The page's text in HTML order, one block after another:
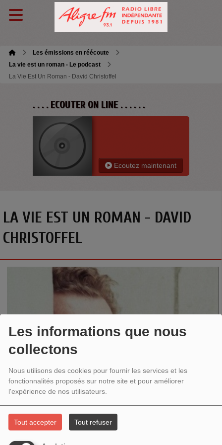
Les informations que nous
collectons
Nous utilisons des cookies pour fournir les services et les
fonctionnalités proposés sur notre site et pour améliorer
l'expérience de nos utilisateurs.
Tout accepter Tout refuser
Les émissions en réécoute
La vie est un roman - Le podcast
La Vie Est Un Roman - David Christoffel
. . . . ECOUTER ON LINE . . . . . .
Ecoutez maintenant
LA VIE EST UN ROMAN - DAVID
CHRISTOFFEL